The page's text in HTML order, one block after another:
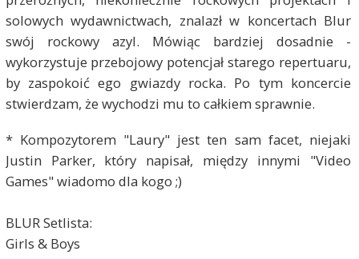
solowych wydawnictwach, znalazł w koncertach Blur
swój rockowy azyl. Mówiąc bardziej dosadnie -
wykorzystuje przebojowy potencjał starego repertuaru,
by zaspokoić ego gwiazdy rocka. Po tym koncercie
stwierdzam, że wychodzi mu to całkiem sprawnie.
* Kompozytorem "Laury" jest ten sam facet, niejaki
Justin Parker, który napisał, między innymi "Video
Games" wiadomo dla kogo ;)
BLUR Setlista:
Girls & Boys